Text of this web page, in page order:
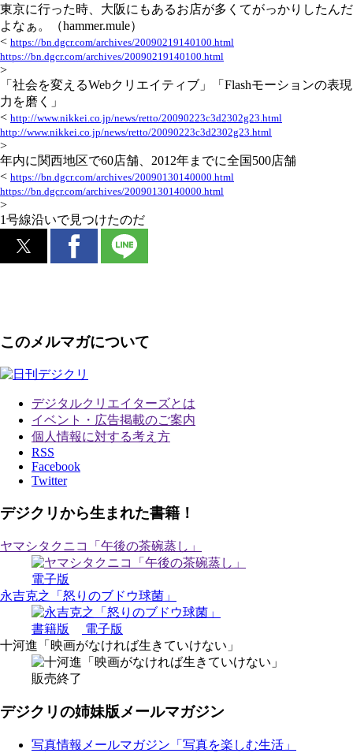
東京に行った時、大阪にもあるお店が多くてがっかりしたんだ
よなぁ。（hammer.mule）
< https://bn.dgcr.com/archives/20090219140100.html
https://bn.dgcr.com/archives/20090219140100.html
>
「社会を変えるWebクリエイティブ」「Flashモーションの表現
力を磨く」
< http://www.nikkei.co.jp/news/retto/20090223c3d2302g23.html
http://www.nikkei.co.jp/news/retto/20090223c3d2302g23.html
>
年内に関西地区で60店舗、2012年までに全国500店舗
< https://bn.dgcr.com/archives/20090130140000.html
https://bn.dgcr.com/archives/20090130140000.html
>
1号線沿いで見つけたのだ
このメルマガについて
デジタルクリエイターズとは
イベント・広告掲載のご案内
個人情報に対する考え方
RSS
Facebook
Twitter
デジクリから生まれた書籍！
ヤマシタクニコ「午後の茶碗蒸し」
電子版
永吉克之「怒りのブドウ球菌」
書籍版
電子版
十河進「映画がなければ生きていけない」
販売終了
デジクリの姉妹版メールマガジン
写真情報メールマガジン「写真を楽しむ生活」